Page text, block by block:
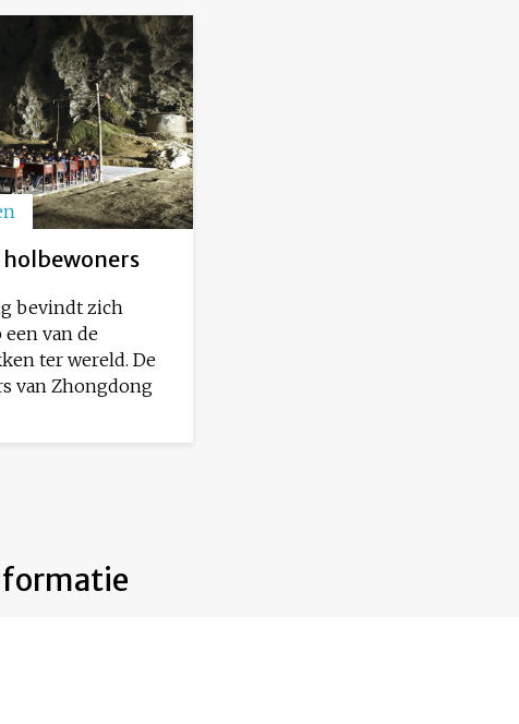
holbewoners
bevindt zich
van de
ter wereld. De
van Zhongdong